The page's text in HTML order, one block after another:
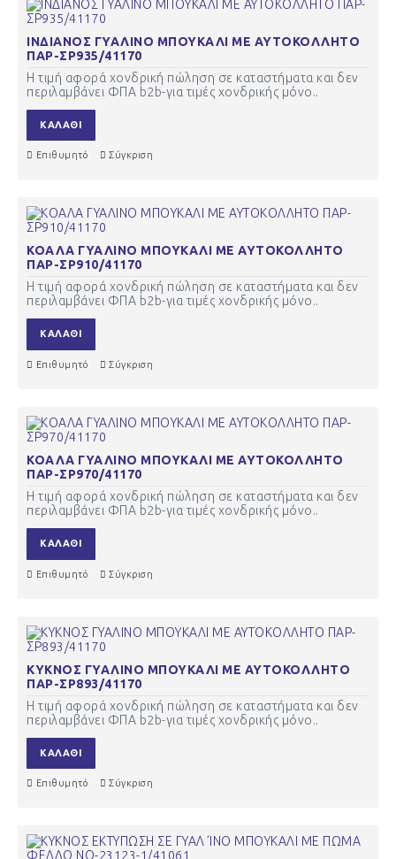
ΙΝΔΙΑΝΟΣ ΓΥΑΛΙΝΟ ΜΠΟΥΚΑΛΙ ΜΕ ΑΥΤΟΚΟΛΛΗΤΟ
ΠΑΡ-ΣΡ935/41170
Η τιμή αφορά χονδρική πώληση σε καταστήματα και δεν
περιλαμβάνει ΦΠΑ b2b-για τιμές χονδρικής μόνο..
ΚΑΛΆΘΙ
Επιθυμητό Σύγκριση
ΚΟΑΛΑ ΓΥΑΛΙΝΟ ΜΠΟΥΚΑΛΙ ΜΕ ΑΥΤΟΚΟΛΛΗΤΟ
ΠΑΡ-ΣΡ910/41170
Η τιμή αφορά χονδρική πώληση σε καταστήματα και δεν
περιλαμβάνει ΦΠΑ b2b-για τιμές χονδρικής μόνο..
ΚΑΛΆΘΙ
Επιθυμητό Σύγκριση
ΚΟΑΛΑ ΓΥΑΛΙΝΟ ΜΠΟΥΚΑΛΙ ΜΕ ΑΥΤΟΚΟΛΛΗΤΟ
ΠΑΡ-ΣΡ970/41170
Η τιμή αφορά χονδρική πώληση σε καταστήματα και δεν
περιλαμβάνει ΦΠΑ b2b-για τιμές χονδρικής μόνο..
ΚΑΛΆΘΙ
Επιθυμητό Σύγκριση
ΚΥΚΝΟΣ ΓΥΑΛΙΝΟ ΜΠΟΥΚΑΛΙ ΜΕ ΑΥΤΟΚΟΛΛΗΤΟ
ΠΑΡ-ΣΡ893/41170
Η τιμή αφορά χονδρική πώληση σε καταστήματα και δεν
περιλαμβάνει ΦΠΑ b2b-για τιμές χονδρικής μόνο..
ΚΑΛΆΘΙ
Επιθυμητό Σύγκριση